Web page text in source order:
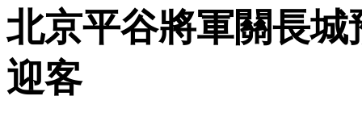
北京平谷將軍關長城
迎客